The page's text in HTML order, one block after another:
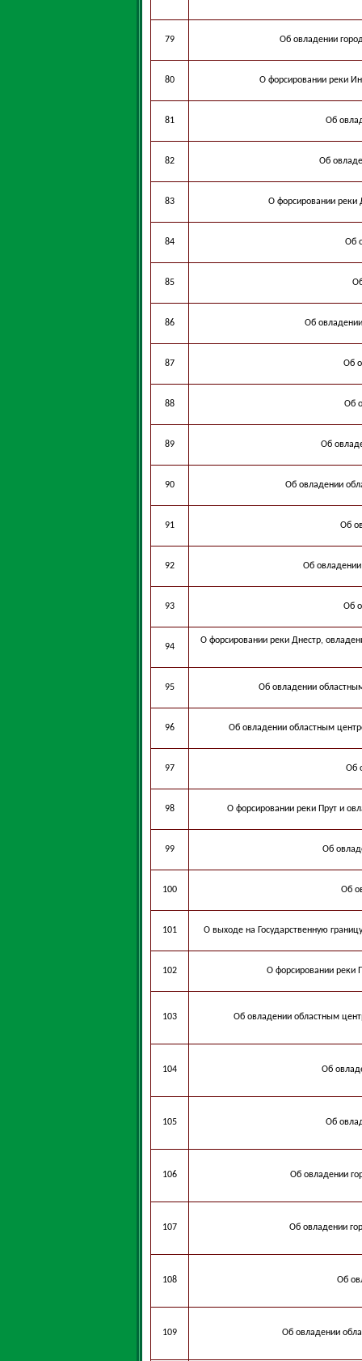
79 Об овладении
80 О форсировании реки
81 Об
82 Об
83 О форсировании реки
84 Об
85
86 Об
87 Об
88 Об
89 Об
90 Об овладении
91 Об
92 Об овладении
93 Об
94
О форсировании реки Днестр,
95 Об овладении
96 Об овладении областным
97 Об
98 О форсировании реки Прут и
99 Об
100 Об
101 О выходе на Государственную
102 О форсировании реки
103 Об овладении областным
104 Об
105 Об
106 Об овладении
107 Об овладении
108 Об
109 Об овладении